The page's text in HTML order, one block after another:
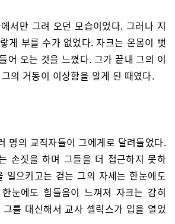
서만 그려 오던 모습이었다. 그러나 지
게 부를 수가 없었다. 자크는 온몸이 뻣
어 오는 것을 느꼈다. 그가 끝내 그의 이
의 거동이 이상함을 알게 된 때였다.
명의 교직자들이 그에게로 달려들었다.
손짓을 하며 그들을 더 접근하지 못하
일으키고는 걷는 그의 자세는 한눈에도
눈에도 힘들음이 느껴져 자크는 감히
를 대신해서 교사 셀릭스가 입을 열었